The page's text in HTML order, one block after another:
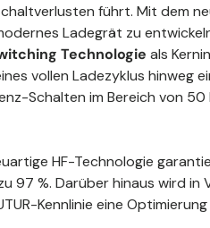
führt. Mit dem
Ladegrät zu
Technologie als
vollen Ladezyklus hinweg
Schalten im Bereich von 50
HF-Technologie
97 %. Darüber hinaus wird in
Kennlinie eine